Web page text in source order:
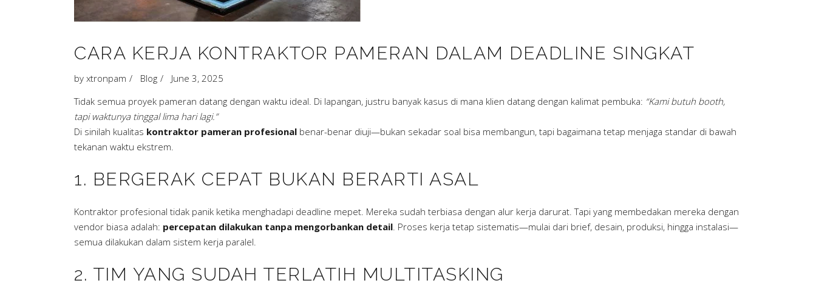
CARA KERJA KONTRAKTOR PAMERAN DALAM DEADLINE SINGKAT
by xtronpam Blog
June 3, 2025
Tidak semua proyek pameran datang dengan waktu ideal. Di lapangan, justru banyak kasus di mana klien datang dengan kalimat pembuka: “Kami butuh booth,
tapi waktunya tinggal lima hari lagi.”
Di sinilah kualitas kontraktor pameran profesional benar-benar diuji—bukan sekadar soal bisa membangun, tapi bagaimana tetap menjaga standar di bawah
tekanan waktu ekstrem.
1. BERGERAK CEPAT BUKAN BERARTI ASAL
Kontraktor profesional tidak panik ketika menghadapi deadline mepet. Mereka sudah terbiasa dengan alur kerja darurat. Tapi yang membedakan mereka dengan
vendor biasa adalah: percepatan dilakukan tanpa mengorbankan detail. Proses kerja tetap sistematis—mulai dari brief, desain, produksi, hingga instalasi—
semua dilakukan dalam sistem kerja paralel.
2. TIM YANG SUDAH TERLATIH MULTITASKING